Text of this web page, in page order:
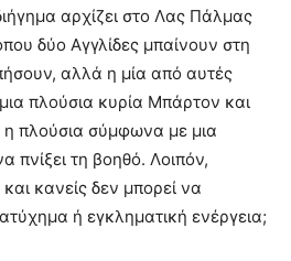
αρχίζει στο Λας Πάλμας
δύο Αγγλίδες μπαίνουν στη
αλλά η μία από αυτές
μια πλούσια κυρία Μπάρτον και
η πλούσια σύμφωνα με μια
πνίξει τη βοηθό. Λοιπόν,
κανείς δεν μπορεί να
ατύχημα ή εγκληματική ενέργεια;